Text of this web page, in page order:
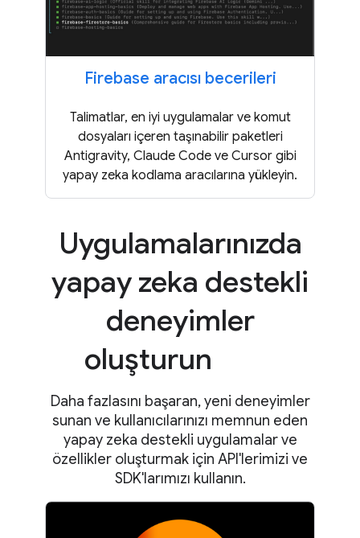
Firebase aracısı becerileri
Talimatlar, en iyi uygulamalar ve komut
dosyaları içeren taşınabilir paketleri
Antigravity, Claude Code ve Cursor gibi
yapay zeka kodlama aracılarına yükleyin.
Uygulamalarınızda
yapay zeka destekli
deneyimler
oluşturun
Daha fazlasını başaran, yeni deneyimler
sunan ve kullanıcılarınızı memnun eden
yapay zeka destekli uygulamalar ve
özellikler oluşturmak için API'lerimizi ve
SDK'larımızı kullanın.